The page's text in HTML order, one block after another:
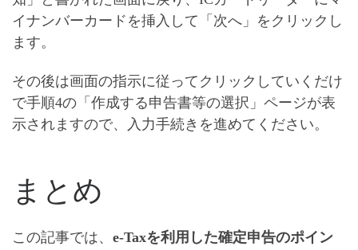
イナンバーカードを挿入して「次へ」をクリックし
ます。
その後は画面の指示に従ってクリックしていくだけ
で手順4の「作成する申告書等の選択」ページが表
示されますので、入力手続きを進めてください。
まとめ
この記事では、 e-Taxを利用した確定申告のポイン